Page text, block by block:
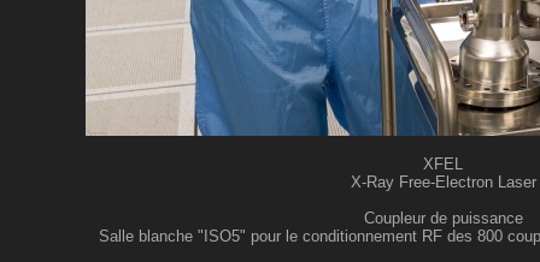
XFEL
X-Ray Free-Electron Laser
Coupleur de puissance
Salle blanche "ISO5" pour le conditionnement RF des 800